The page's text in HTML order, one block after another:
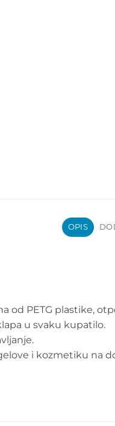
OPIS
od PETG plastike,
u svaku kupatilo.
i kozmetiku na